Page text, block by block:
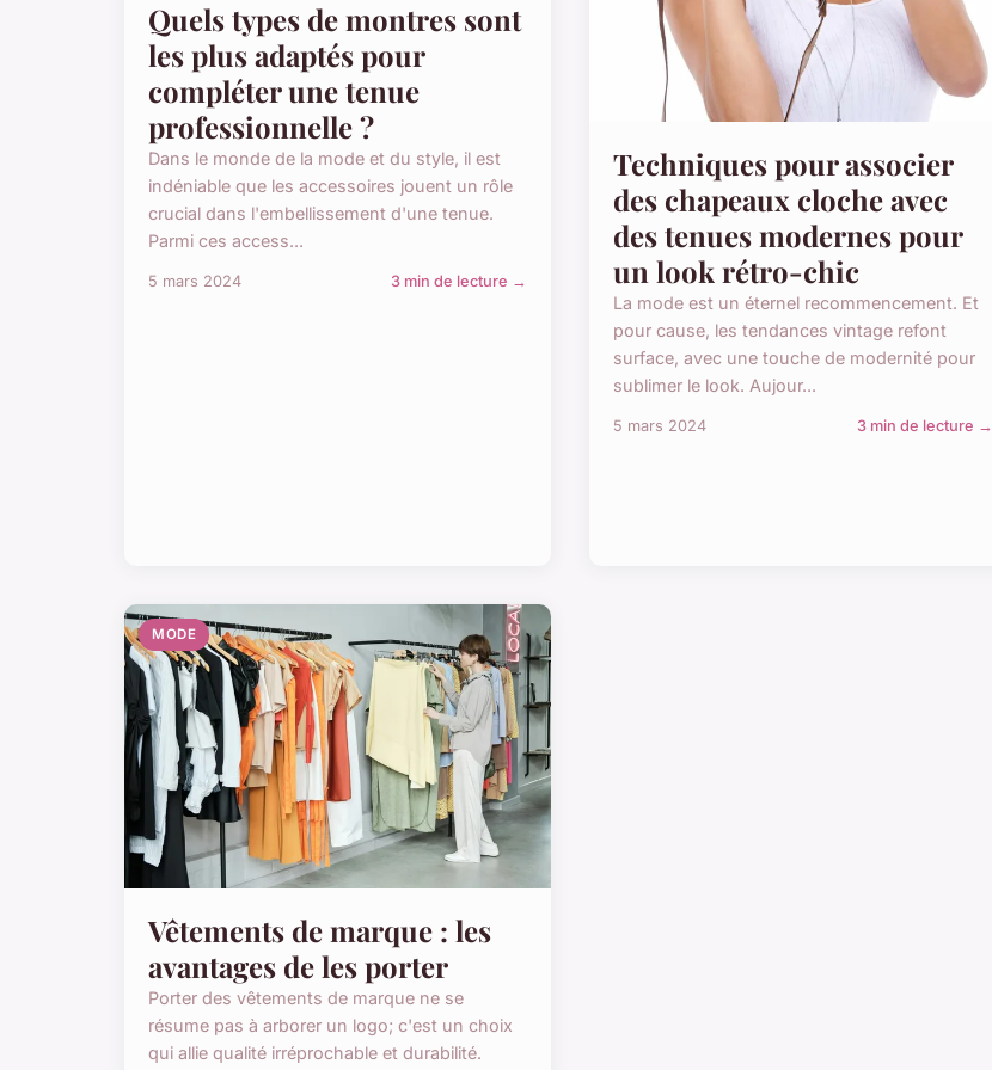
Quels types de montres sont
les plus adaptés pour
compléter une tenue
professionnelle ?
Dans le monde de la mode et du style, il est
indéniable que les accessoires jouent un rôle
crucial dans l'embellissement d'une tenue.
Parmi ces access...
5 mars 2024 3 min de lecture →
Techniques pour associer
des chapeaux cloche avec
des tenues modernes pour
un look rétro-chic
La mode est un éternel recommencement. Et
pour cause, les tendances vintage refont
surface, avec une touche de modernité pour
sublimer le look. Aujour...
5 mars 2024 3 min de lecture →
MODE
Vêtements de marque : les
avantages de les porter
Porter des vêtements de marque ne se
résume pas à arborer un logo; c'est un choix
qui allie qualité irréprochable et durabilité.